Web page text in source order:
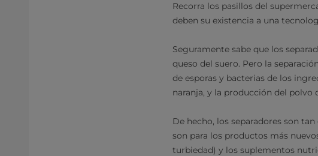
Recorra los pasillos del
deben su existencia a una
Seguramente sabe que los
queso del suero. Pero la
de esporas y bacterias de los
naranja, y la producción del
De hecho, los separadores son
son para los productos más
turbiedad) y los suplementos